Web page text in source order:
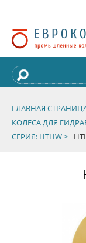
ГЛАВНАЯ
КОЛЕСА ДЛЯ
СЕРИЯ: HTHW >